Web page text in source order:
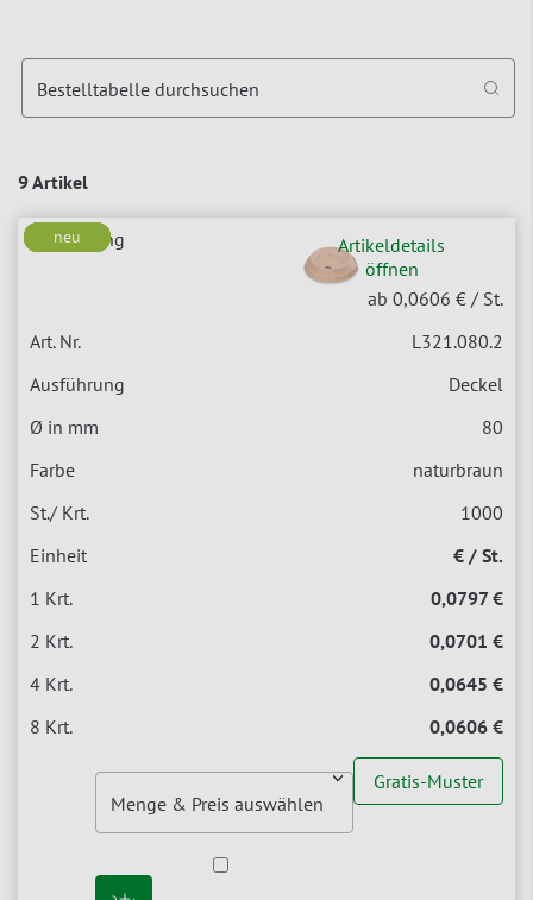
9 Artikel
Bestelltabelle durchsuchen
neu
Artikeldetails
öffnen
ab 0,0606 € / St.
L321.080.2
Deckel
80
naturbraun
1000
€ / St.
0,0797 €
0,0701 €
0,0645 €
0,0606 €
Gratis-Muster
neu
neu
neu